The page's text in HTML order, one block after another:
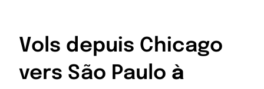
Vols depuis Chicago
vers São Paulo à